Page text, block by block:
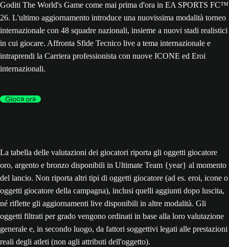
Goditi The World's Game come mai prima d'ora in EA SPORTS FC™
26. L'ultimo aggiornamento introduce una nuovissima modalità torneo
internazionale con 48 squadre nazionali, insieme a nuovi stadi realistici
in cui giocare. Affronta Sfide Tecnico live a tema internazionale e
intraprendi la Carriera professionista con nuove ICONE ed Eroi
internazionali.
Gioca ora
La tabella delle valutazioni dei giocatori riporta gli oggetti giocatore
oro, argento e bronzo disponibili in Ultimate Team {year} al momento
del lancio. Non riporta altri tipi di oggetti giocatore (ad es. eroi, icone o
oggetti giocatore della campagna), inclusi quelli aggiunti dopo luscita,
né riflette gli aggiornamenti live disponibili in altre modalità. Gli
oggetti filtrati per grado vengono ordinati in base alla loro valutazione
generale e, in secondo luogo, da fattori soggettivi legati alle prestazioni
reali degli atleti (non agli attributi dell'oggetto).